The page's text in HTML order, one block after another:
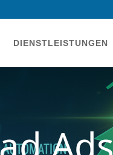
DIENSTLEISTUNGEN